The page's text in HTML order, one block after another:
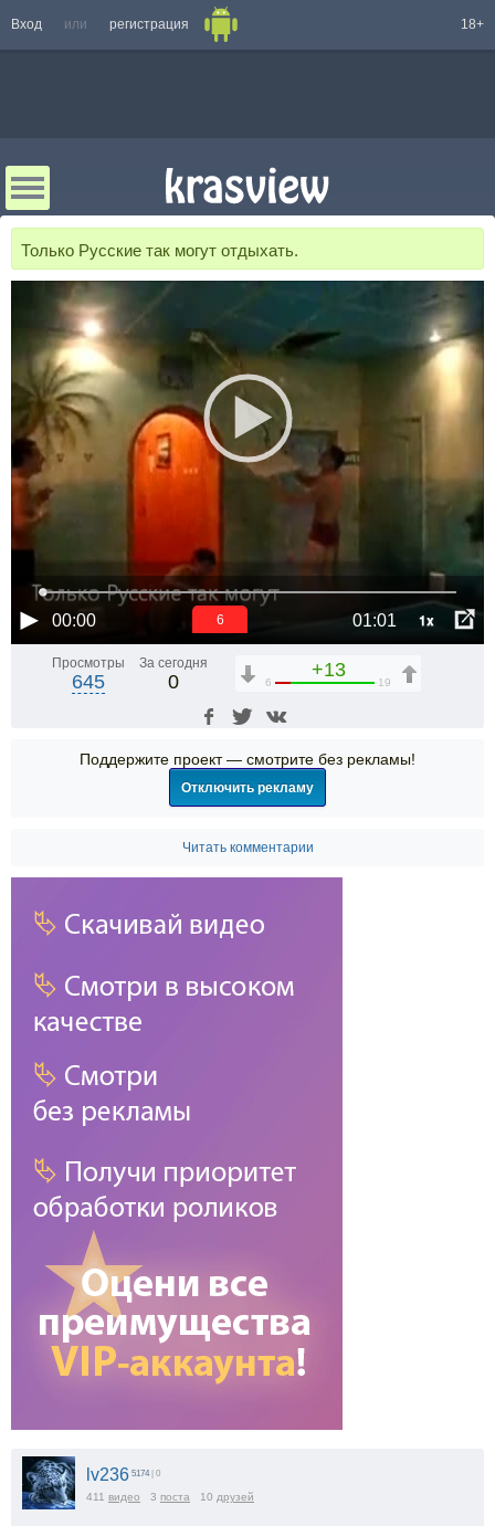
Вход или регистрация 18+
Только Русские так могут отдыхать.
00:00 01:01 1x
5
Просмотры
645
За сегодня
0
+13
6 19
Поддержите проект — смотрите без рекламы!
Отключить рекламу
Читать комментарии
lv236 5174 | 0
411 видео 3 поста 10 друзей